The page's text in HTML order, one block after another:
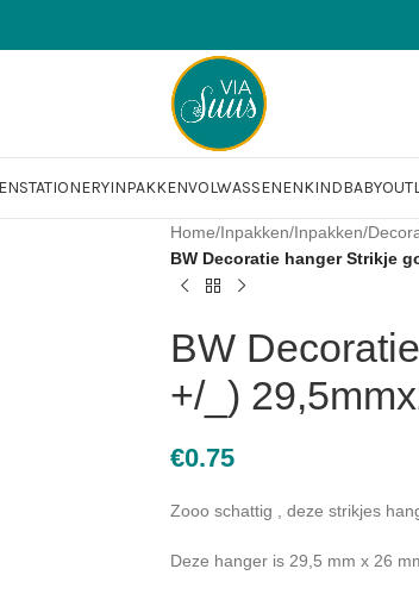
STATIONERYINPAKKENVOLWASSENENKINDBABY
Home/Inpakken/Inpakken/
BW Decoratie hanger Strikje
BW
+/_)
€0.75
Zooo schattig , deze strikjes
Deze hanger is 29,5 mm x 26